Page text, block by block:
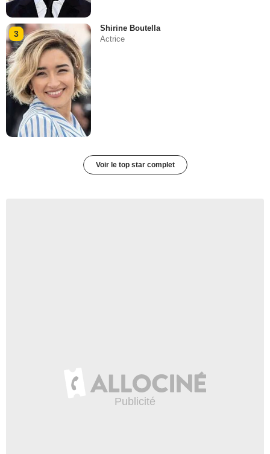
3
Shirine Boutella
Actrice
Voir le top star complet